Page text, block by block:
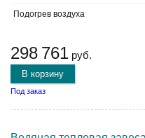
Подогрев воздуха
298 761 руб.
В корзину
Под заказ